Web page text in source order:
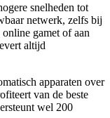
snelheden tot
netwerk, zelfs bij
gamet of aan
altijd
apparaten over
van de beste
wel 200